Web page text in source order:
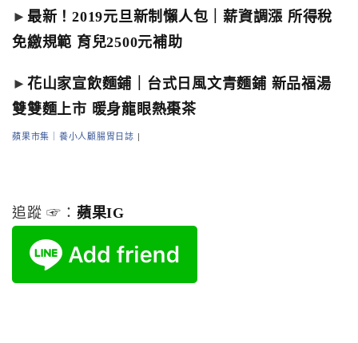
► 最新！2019元旦新制懶人包｜薪資調漲 所得稅
免繳規範 育兒2500元補助
► 花山家宣飲麵鋪｜台式日風文青麵鋪 新品福湯
雙雙麵上市 暖身龍眼熱棗茶
蘋果市集｜養小人顧腸胃日誌 |
追蹤 ☞： 蘋果IG